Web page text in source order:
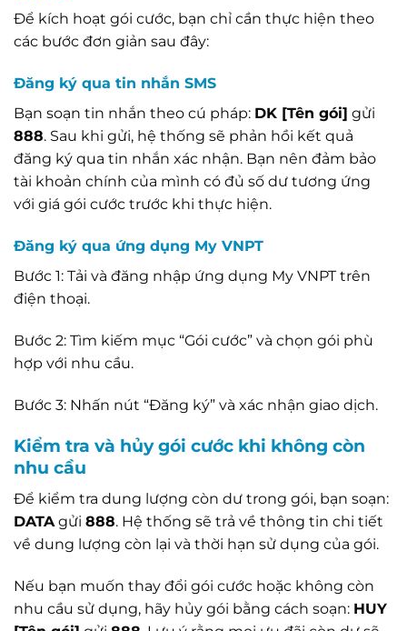
Để kích hoạt gói cước, bạn chỉ cần thực hiện theo
các bước đơn giản sau đây:
Đăng ký qua tin nhắn SMS
Bạn soạn tin nhắn theo cú pháp: DK [Tên gói] gửi
888. Sau khi gửi, hệ thống sẽ phản hồi kết quả
đăng ký qua tin nhắn xác nhận. Bạn nên đảm bảo
tài khoản chính của mình có đủ số dư tương ứng
với giá gói cước trước khi thực hiện.
Đăng ký qua ứng dụng My VNPT
Bước 1: Tải và đăng nhập ứng dụng My VNPT trên
điện thoại.
Bước 2: Tìm kiếm mục “Gói cước” và chọn gói phù
hợp với nhu cầu.
Bước 3: Nhấn nút “Đăng ký” và xác nhận giao dịch.
Kiểm tra và hủy gói cước khi không còn
nhu cầu
Để kiểm tra dung lượng còn dư trong gói, bạn soạn:
DATAgửi 888. Hệ thống sẽ trả về thông tin chi tiết
về dung lượng còn lại và thời hạn sử dụng của gói.
Nếu bạn muốn thay đổi gói cước hoặc không còn
nhu cầu sử dụng, hãy hủy gói bằng cách soạn: HUY